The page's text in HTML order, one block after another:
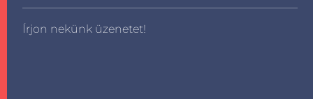
Írjon nekünk üzenetet!